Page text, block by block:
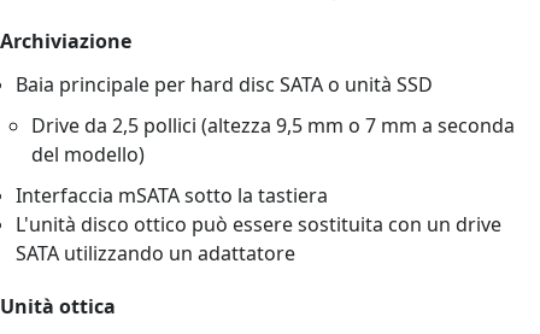
Archiviazione
Baia principale per hard disc SATA o unità SSD
Drive da 2,5 pollici (altezza 9,5 mm o 7 mm a seconda
del modello)
Interfaccia mSATA sotto la tastiera
L'unità disco ottico può essere sostituita con un drive
SATA utilizzando un adattatore
Unità ottica